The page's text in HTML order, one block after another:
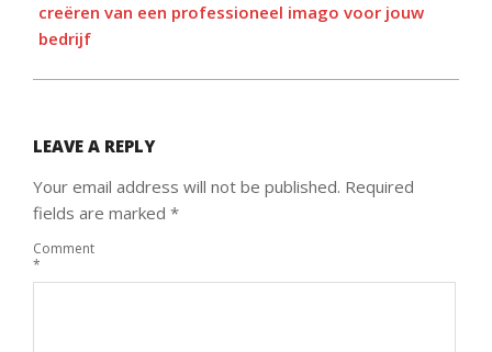
creëren van een professioneel imago voor jouw
bedrijf
LEAVE A REPLY
Your email address will not be published. Required
fields are marked *
Comment
*